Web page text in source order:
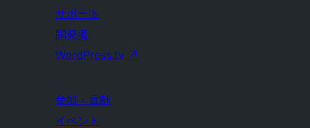
サポート
開発者
WordPress.tv ↗
参加・貢献
イベント